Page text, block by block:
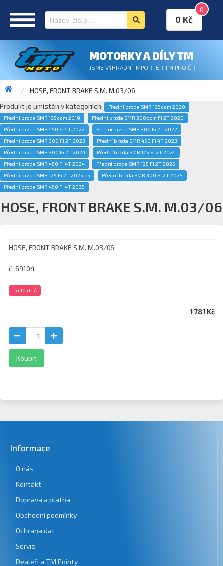
0
0 Kč
MOTORKY A DÍLY TM
JSME VÝHRADNÍ IMPORTÉR TM PRO ČR
HOSE, FRONT BRAKE S.M. M.03/06
Produkt je umístěn v kategoriích:
Přední brzda SMR 125ccm 2020
Přední brzda SMR 125ccm 2019
Přední brzda SMR 300ccm Fi 2T 2020
Přední brzda SMR 450 Fi 4T 2022
Přední brzda SMR 300 Fi 2T 2022
Přední brzda SMR 300 Fi 2T 2023
Přední brzda SMR 450 Fi 4T 2023
Přední brzda SMR 300 Fi 2T 2024
Přední brzda SMR 125 Fi 2T 2024
Přední brzda SMR 450 Fi 4T 2024
Přední brzda SMR 125 Fi 2T 2025
Přední brzda SMR 125 Fi 2T 2025 e5
Přední brzda SMR 300 Fi 2T 2025
Přední brzda SMR 450 Fi 4T 2025
HOSE, FRONT BRAKE S.M. M.03/06
HOSE, FRONT BRAKE S.M. M.03/06
č. 69104
Do 10 dnů
1 781 Kč
Koupit
Informace
O nás
Kontakt
Doprava a platba
Obchodní podmínky
Ochrana dat
Servis
Dealeři a TM Pointy